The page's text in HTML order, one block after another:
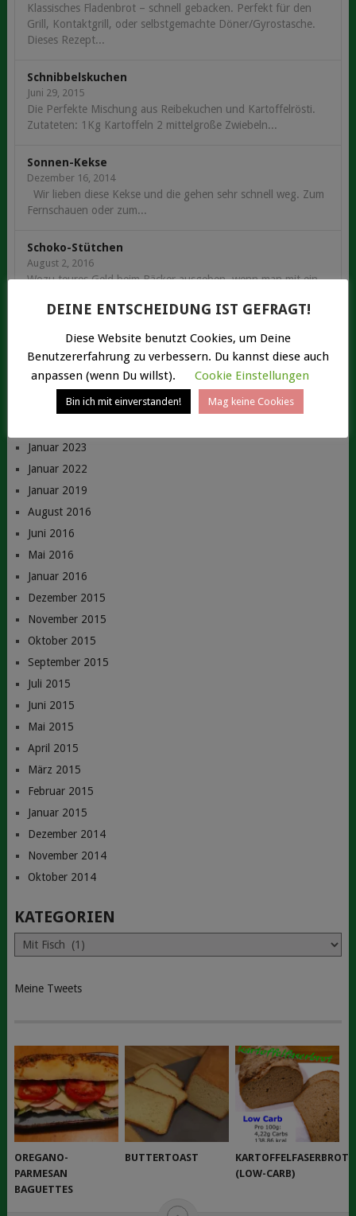
Klassisches Fladenbrot – schnell gebacken. Perfekt für den
Grill, Kontaktgrill, oder selbstgemachte Döner/Gyrostasche.
Dieses Rezept...
Schnibbelskuchen
Juni 29, 2015
Die Perfekte Mischung aus Reibekuchen und Kartoffelrösti.
Zutateten: 1Kg Kartoffeln 2 mittelgroße Zwiebeln...
Sonnen-Kekse
Dezember 16, 2014
Wir lieben diese Kekse und die gehen sehr schnell weg. Zum
Fernschauen oder zum...
Schoko-Stütchen
August 2, 2016
Wozu teures Geld beim Bäcker ausgeben, wenn man mit ein
ARCHIV
Januar 2023
Januar 2022
Januar 2019
August 2016
Juni 2016
Mai 2016
Januar 2016
Dezember 2015
November 2015
Oktober 2015
September 2015
Juli 2015
Juni 2015
Mai 2015
April 2015
März 2015
Februar 2015
Januar 2015
Dezember 2014
November 2014
Oktober 2014
KATEGORIEN
Kategorien
Meine Tweets
OREGANO-
PARMESAN
BAGUETTES
BUTTERTOAST
KARTOFFELFASERBROT
(LOW-CARB)
DEINE ENTSCHEIDUNG IST GEFRAGT!
Diese Website benutzt Cookies, um Deine
Benutzererfahrung zu verbessern. Du kannst diese auch
anpassen (wenn Du willst).
Cookie Einstellungen
Bin ich mit einverstanden! Mag keine Cookies